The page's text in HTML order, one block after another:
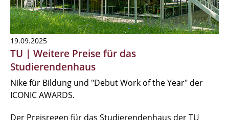
19.09.2025
TU | Weitere Preise für das
Studierendenhaus
Nike für Bildung und "Debut Work of the Year" der
ICONIC AWARDS.
Der Preisregen für das Studierendenhaus der TU